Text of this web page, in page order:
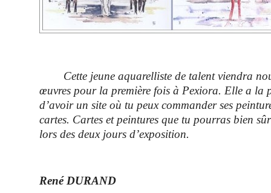
Cette jeune aquarelliste de talent viendra
œuvres pour la première fois à Pexiora. Elle a la
d’avoir un site où tu peux commander ses
cartes. Cartes et peintures que tu pourras bien
lors des deux jours d’exposition.
René DURAND